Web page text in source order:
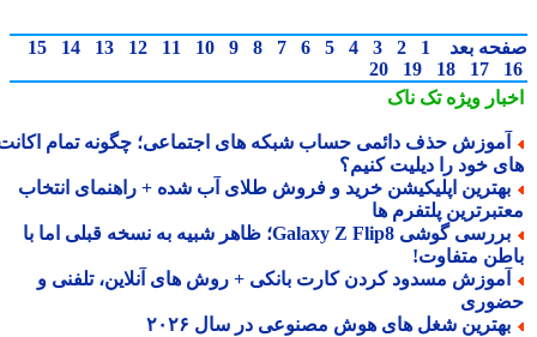
بعد 1
2
3
4
5
6
7
8
9
10
11
12
13
14
15
17
18
19
20
ویژهتک ناک
حذف دائمی حساب شبکه های اجتماعی؛ چگونه تمام اکانت
خود را دیلیت کنیم؟
اپلیکیشن خرید و فروش طلای آب شده + راهنمای انتخاب
پلتفرم ها
بررسی گوشی Galaxy Z Flip8؛ ظاهر شبیه به نسخه قبلی اما با
متفاوت!
مسدود کردن کارت بانکی + روش های آنلاین، تلفنی و
شغل های هوش مصنوعی در سال ۲۰۲۶